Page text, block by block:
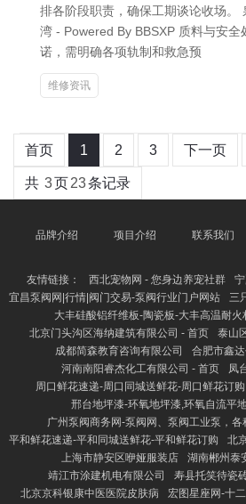
排各阶段职责，确保工期谈论收场。
湾 - Powered By BBSXP 质料与安全
诺，需明确各项轨制和救急预
维修资讯
首页 1 2 3 下一页
共 3页23条记录
品牌介绍 项目介绍 联系我们
友情链接： 西北宠物网 - 您身边养宠社群
宜昌泵阀网|行情|阀门交易-泵阀行业门户网站
三
大丰硅酸铝纤维板-陶瓷板-大丰高温耐
北京门头沟区海纳建筑有限公司 - 首页
泰山
成都简森教育咨询有限公司
合肥市鑫
河南南阳睿杰化工有限公司 - 首页
凤
周口鲜花速递-周口同城送鲜花-周口鲜花订购
邢台地坪漆-环氧地坪漆,环氧自流平
广州泵阀商务网-泵阀网、泵阀工业泵，
平和鲜花速递-平和同城送鲜花-平和鲜花订购
北
上海市静安区咿娅服装店
湖南郴州泰
靖江市涂建机电有限公司
寿县托笑待瓷
北京京科银康中医医院皮肤病
宏图星座网-十